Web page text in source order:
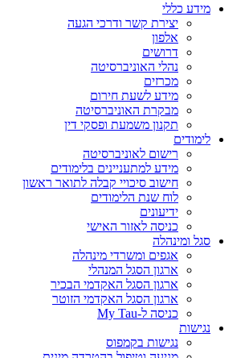
מידע כללי
יצירת קשר ודרכי הגעה
אלפון
דרושים
נהלי האוניברסיטה
מכרזים
מידע לשעת חירום
מבקרת האוניברסיטה
תקנון משמעת ופסקי דין
לימודים
רישום לאוניברסיטה
מידע למתעניינים בלימודים
חישוב סיכויי קבלה לתואר ראשון
לוח שנת הלימודים
ידיעונים
כניסה לאזור האישי
סגל ומינהלה
אגפים ומשרדי מינהלה
ארגון הסגל המנהלי
ארגון הסגל האקדמי הבכיר
ארגון הסגל האקדמי הזוטר
כניסה ל-My Tau
נגישות
נגישות בקמפוס